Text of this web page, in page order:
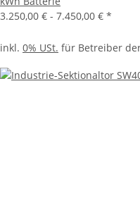
3.250,00 € - 7.450,00 € *
inkl. 0% USt. für Betreiber